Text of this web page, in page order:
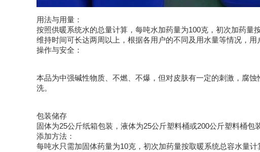
用法与用量：
按照供暖系统水的总量计算，每吨水加药量为100克，初次加药量
维持时间可长达两周以上，根据各用户的不同及用水量等情况，用
操作与安全：
本品为中强碱性物质、不燃、不爆，但对皮肤有一定的刺激，腐
洗。
包装储存
固体为25公斤纸箱包装，液体为25公斤塑料桶或200公斤塑料桶包
添加方法：
每吨水只需加固体药量为10克，初次加药量按取暖系统总容水量